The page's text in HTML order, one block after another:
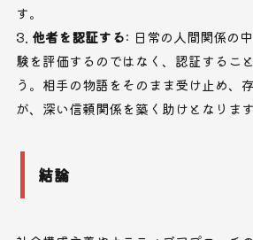
す。
他者を認証する: 日常の人間関係の
験を評価するのではなく、認証するこ
う。相手の物語をそのまま受け止め、
が、深い信頼関係を築く助けとなります
結論